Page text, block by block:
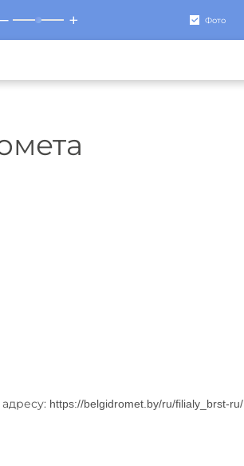
+ Фото
https://belgidromet.by/ru/filialy_brst-ru/